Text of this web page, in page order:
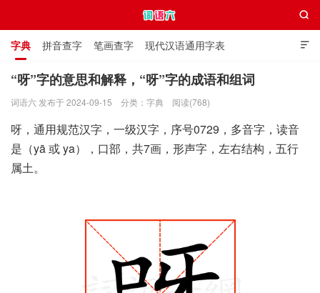

字典 拼音查字 笔画查字 现代汉语通用字表
通用规范汉字表 叠字大全 独体字大全 极简英语词典

“呀”字的意思和解释，“呀”字的成语和组词
词语六 发布于 2024-09-15 分类： 字典 阅读(768)
呀，通用规范汉字，一级汉字，序号0729，多音字，读音
是（yā 或 ya），口部，共7画，形声字，左右结构，五行
属土。